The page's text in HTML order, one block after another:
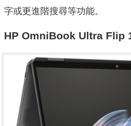
字或更進階搜尋等功能。
HP OmniBook Ultra Flip